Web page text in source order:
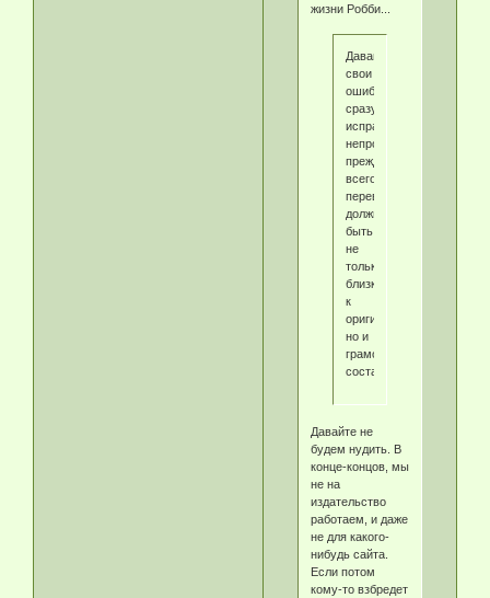
жизни Робби...
Давайте
свои
ошибки
сразу
исправлять:
непросвЕщенный,
прежде
всего!
переводы
должны
быть
не
только
близкими
к
оригиналу,
но и
грамотно
составленными!!!
Давайте не
будем нудить. В
конце-концов, мы
не на
издательство
работаем, и даже
не для какого-
нибудь сайта.
Если потом
кому-то взбредет